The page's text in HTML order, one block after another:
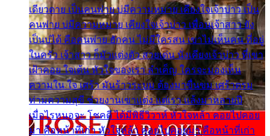
เดียวดาย เป็นคนพ่าย บ่มีความหมาย เคียงใจเจ้าบ่าว เป็น
คนพ่าย บ่มีความหมาย เคียงใจเจ้าบ่าว เพื่อนเจ้าสาว ยัง
เป็นบ่ได้ คือคนพ่าย ฮักคน ไม่มีใครสน เขาไม่เห็นคน ที่อยู่
ในครัว เจ้าสาว ก็มัวแต่งตัว สวยเด่น นั่งเคียงเจ้าบ่าว ที่เขา
เฝ้าคอย ใจเต้น หัวใจของเรา ลำเค็ญ ใครจะมองเห็น
ความใน ใจ เศร้า มันร้าวระบม ต้องมาขื่นขม เศร้าตรม
ท่ามความสุขี ช่วยงานเขาแต่ง แต่เรา แล้งมาหลายปี
เมื่อไรหนอจะ โชคดี ได้มีพิธีวิวาห์ หัวใจหล้า คอยไปคอย
มา คือหน้าที่เก่า หัวใจหล้า คอยไปคอยมา คือหน้าที่เก่า